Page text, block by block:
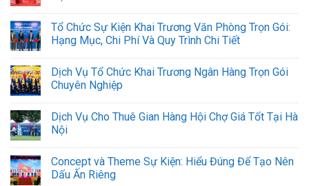
Tổ Chức Sự Kiện Khai Trương Văn Phòng Trọn Gói:
Hạng Mục, Chi Phí Và Quy Trình Chi Tiết
Dịch Vụ Tổ Chức Khai Trương Ngân Hàng Trọn Gói
Chuyên Nghiệp
Dịch Vụ Cho Thuê Gian Hàng Hội Chợ Giá Tốt Tại Hà
Nội
Concept và Theme Sự Kiện: Hiểu Đúng Để Tạo Nên
Dấu Ấn Riêng